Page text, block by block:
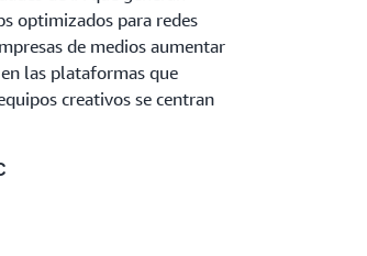
optimizados para redes
de medios aumentar
las plataformas que
creativos se centran